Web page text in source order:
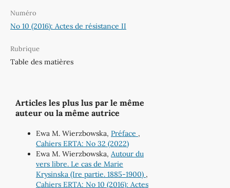
Numéro
No 10 (2016): Actes de résistance II
Rubrique
Table des matières
Articles les plus lus par le même
auteur ou la même autrice
Ewa M. Wierzbowska, Préface ,
Cahiers ERTA: No 32 (2022)
Ewa M. Wierzbowska, Autour du
vers libre. Le cas de Marie
Krysinska (Ire partie. 1885-1900) ,
Cahiers ERTA: No 10 (2016): Actes